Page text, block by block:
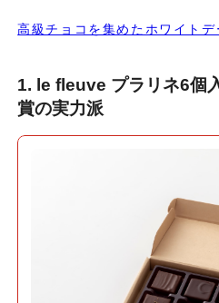
高級チョコを集めたホワイトデ
1. le fleuve プラリネ6個
賞の実力派